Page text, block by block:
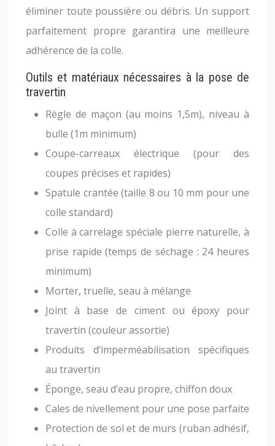
éliminer toute poussière ou débris. Un support
parfaitement propre garantira une meilleure
adhérence de la colle.
Outils et matériaux nécessaires à la pose de
travertin
Règle de maçon (au moins 1,5m), niveau à
bulle (1m minimum)
Coupe-carreaux électrique (pour des
coupes précises et rapides)
Spatule crantée (taille 8 ou 10 mm pour une
colle standard)
Colle à carrelage spéciale pierre naturelle, à
prise rapide (temps de séchage : 24 heures
minimum)
Morter, truelle, seau à mélange
Joint à base de ciment ou époxy pour
travertin (couleur assortie)
Produits d’imperméabilisation spécifiques
au travertin
Éponge, seau d’eau propre, chiffon doux
Cales de nivellement pour une pose parfaite
Protection de sol et de murs (ruban adhésif,